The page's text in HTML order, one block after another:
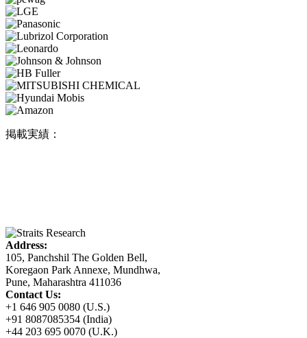
掲載実績：
Address:
105, Panchshil The Golden Bell,
Koregaon Park Annexe, Mundhwa,
Pune, Maharashtra 411036
Contact Us:
+1 646 905 0080 (U.S.)
+91 8087085354 (India)
+44 203 695 0070 (U.K.)